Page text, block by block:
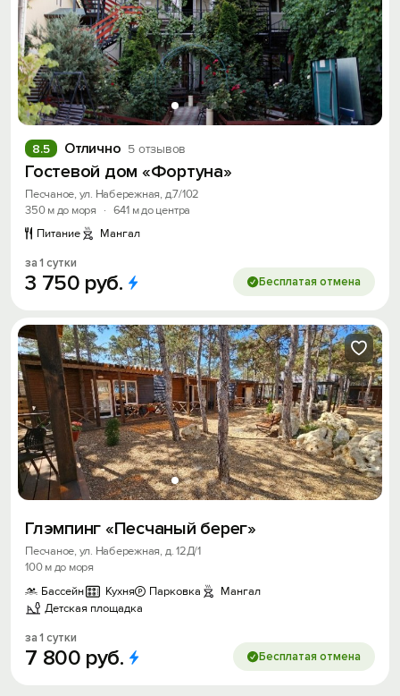
Отлично 5 отзывов
8.5
Гостевой дом «Фортуна»
Песчаное, ул. Набережная, д.7/102
350 м до моря
· 641 м до центра
Питание
Мангал
за 1 сутки
3 750 руб. Бесплатая отмена
Глэмпинг «Песчаный берег»
Песчаное, ул. Набережная, д. 12Д/1
100 м до моря
Бассейн
Кухня Парковка
Мангал
Детская площадка
за 1 сутки
7 800 руб. Бесплатая отмена